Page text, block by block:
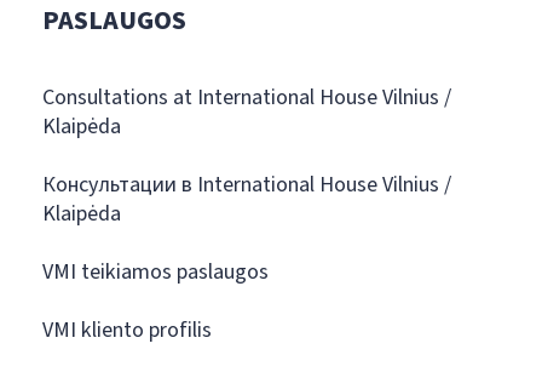
PASLAUGOS
Consultations at International House Vilnius /
Klaipėda
Консультации в International House Vilnius /
Klaipėda
VMI teikiamos paslaugos
VMI kliento profilis